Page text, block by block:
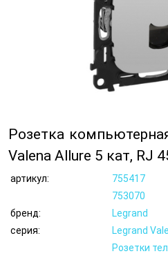
Розетка
Valena Allure 5 кат, RJ
артикул:
755417
753070
бренд:
Legrand
серия:
Legrand
Розетки